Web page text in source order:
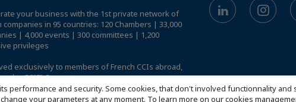
performance and security. Some cookies, that don't involved functionnality
your parameters at any moment. To learn more on our cookies
your business with the 1st private network of
companies in 95 countries: 120 Chambers | 33,000
| 4,000 events | 300 committees | 1,200
privileges
exclusively to members of French CCIs abroad,
the CCIFI Connect app.